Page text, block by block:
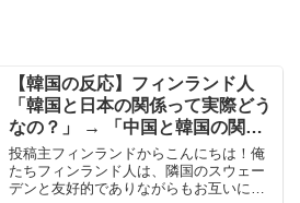
【韓国の反応】フィンランド人
「韓国と日本の関係って実際どう
なの？」 → 「中国と韓国の関係
と比べたら全然マシだぞ」「”反
省も歴史教育もしないドイツ”っ
て感じ」
投稿主フィンランドからこんにちは！俺
たちフィンランド人は、隣国のスウェー
デンと友好的でありながらもお互いに競